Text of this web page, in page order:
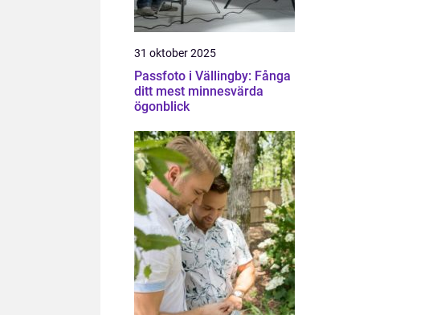
31 oktober 2025
Passfoto i Vällingby: Fånga
ditt mest minnesvärda
ögonblick